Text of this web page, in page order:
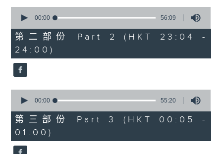
4. 「血染海棠红」
由 麦炳荣、郑帼宝 主唱
节目时间：0100-0200
节目名称：越剧欣赏
节目主持：陈笺
seconds
56
minutes,
9
seconds
00:00 56:09
第二部份 Part 2 (HKT 23:04 -
24:00)
seconds
55
minutes,
20
seconds
00:00 55:20
第三部份 Part 3 (HKT 00:05 -
01:00)